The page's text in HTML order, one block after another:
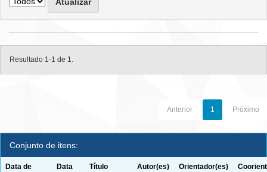
Resultado 1-1 de 1.
Anterior 1 Próximo
Conjunto de itens:
Data de
Data
Título Autor(es) Orientador(es)